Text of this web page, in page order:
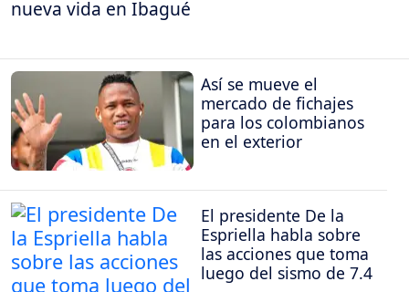
nueva vida en Ibagué
Así se mueve el
mercado de fichajes
para los colombianos
en el exterior
El presidente De la
Espriella habla sobre
las acciones que toma
luego del sismo de 7.4